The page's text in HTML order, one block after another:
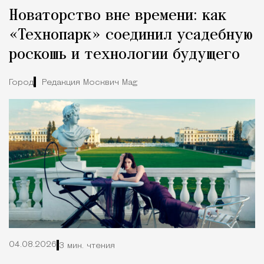
Новаторство вне времени: как
«Технопарк» соединил усадебную
роскошь и технологии будущего
Город Редакция Москвич Mag
04.08.2026 3 мин. чтения